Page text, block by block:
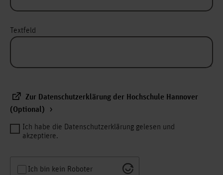
Textfeld
Zur Datenschutzerklärung der Hochschule Hannover
(Optional)
Ich habe die Datenschutzerklärung gelesen und
akzeptiere.
Ich bin kein Roboter